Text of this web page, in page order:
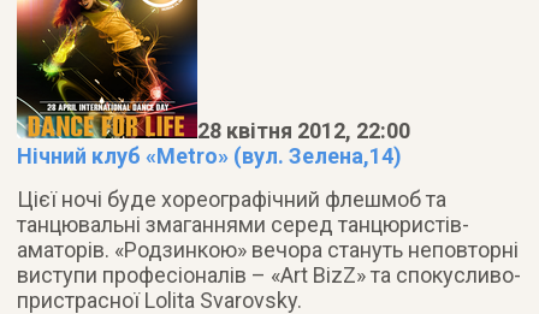
28 квітня 2012, 22:00
Нічний клуб «Metro» (вул. Зелена,14)
Цієї ночі буде хореографічний флешмоб та
танцювальні змаганнями серед танцюристів-
аматорів. «Родзинкою» вечора стануть неповторні
виступи професіоналів – «Art BizZ» та спокусливо-
пристрасної Lolita Svarovsky.